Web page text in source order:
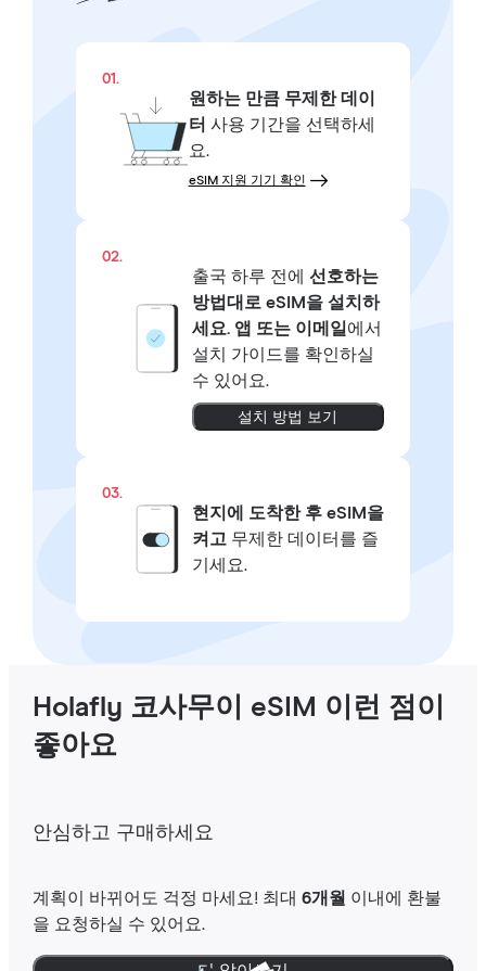
01.
원하는 만큼 무제한 데이
터 사용 기간을 선택하세
요.
eSIM 지원 기기 확인
02.
출국 하루 전에 선호하는
방법대로 eSIM을 설치하
세요. 앱 또는 이메일 에서
설치 가이드를 확인하실
수 있어요.
설치 방법 보기
03.
현지에 도착한 후 eSIM을
켜고 무제한 데이터를 즐
기세요.
Holafly 코사무이 eSIM 이런 점이
좋아요
안심하고 구매하세요
계획이 바뀌어도 걱정 마세요! 최대 6개월 이내에 환불
을 요청하실 수 있어요.